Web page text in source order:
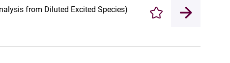
from Diluted Excited Species)
Enregistrer